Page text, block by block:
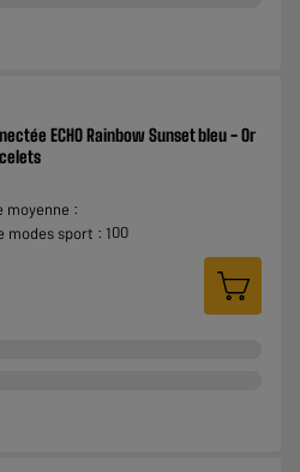
ECHO Rainbow Sunset bleu - Or
moyenne :
modes sport : 100